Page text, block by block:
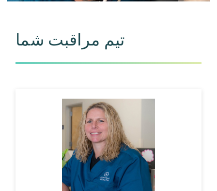
تیم مراقبت شما